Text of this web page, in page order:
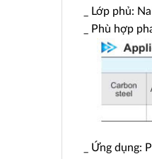
_ Lớp phủ:
_ Phù hợp
_ Ứng dụng: